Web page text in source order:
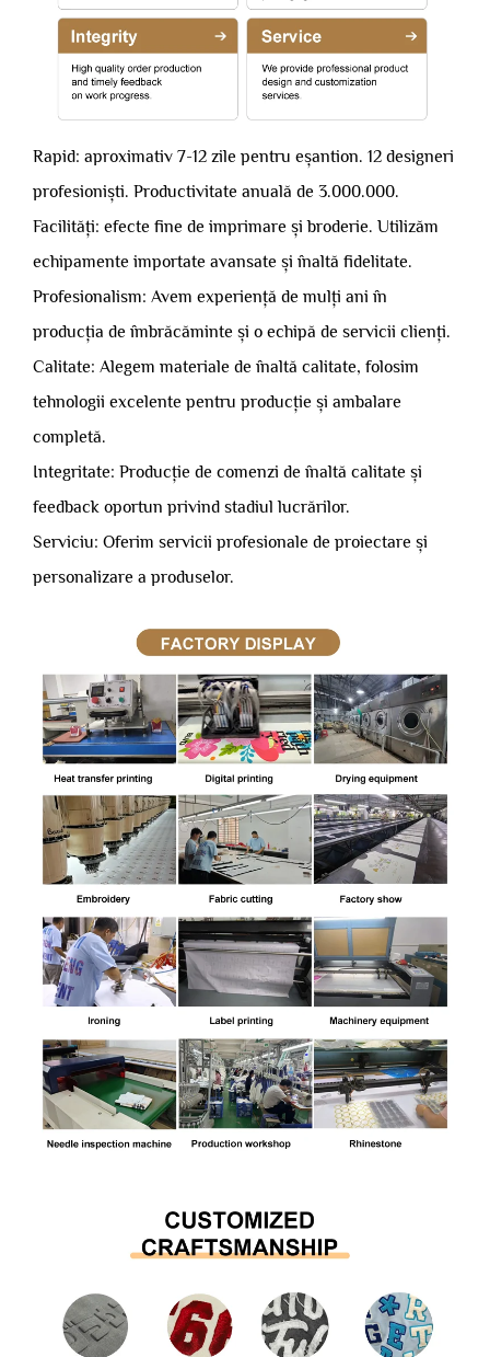
Rapid: aproximativ 7-12 zile pentru eșantion. 12 designeri
profesioniști. Productivitate anuală de 3.000.000.
Facilități: efecte fine de imprimare și broderie. Utilizăm
echipamente importate avansate și înaltă fidelitate.
Profesionalism: Avem experiență de mulți ani în
producția de îmbrăcăminte și o echipă de servicii clienți.
Calitate: Alegem materiale de înaltă calitate, folosim
tehnologii excelente pentru producție și ambalare
completă.
Integritate: Producție de comenzi de înaltă calitate și
feedback oportun privind stadiul lucrărilor.
Serviciu: Oferim servicii profesionale de proiectare și
personalizare a produselor.